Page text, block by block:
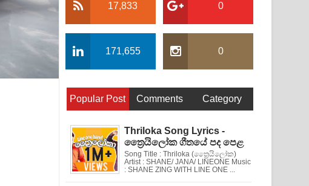
17,833 0
171,655 0
Popular Post Comments Category
Thriloka Song Lyrics -
ත්‍රෛයිලෝක ගීතයේ පද පෙළ
Song Title : Thriloka (ත්‍රෛයිලෝක)
Artist : SHANE/ JANA/ LINEONE Music
: SHANE ZING WITH LINE ONE ...